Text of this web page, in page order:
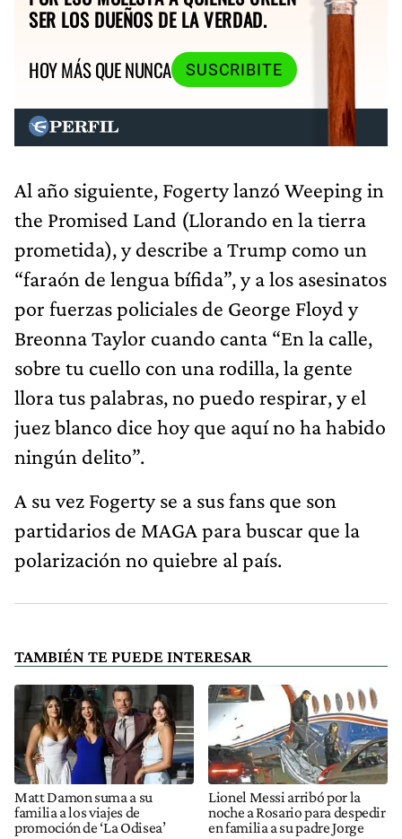
SER LOS DUEÑOS DE LA VERDAD.
HOY MÁS QUE NUNCA
SUSCRIBITE
Al año siguiente, Fogerty lanzó Weeping in
the Promised Land (Llorando en la tierra
prometida), y describe a Trump como un
“faraón de lengua bífida”, y a los asesinatos
por fuerzas policiales de George Floyd y
Breonna Taylor cuando canta “En la calle,
sobre tu cuello con una rodilla, la gente
llora tus palabras, no puedo respirar, y el
juez blanco dice hoy que aquí no ha habido
ningún delito”.
A su vez Fogerty se a sus fans que son
partidarios de MAGA para buscar que la
polarización no quiebre al país.
TAMBIÉN TE PUEDE INTERESAR
Matt Damon suma a su
familia a los viajes de
promoción de ‘La Odisea’
Lionel Messi arribó por la
noche a Rosario para despedir
en familia a su padre Jorge